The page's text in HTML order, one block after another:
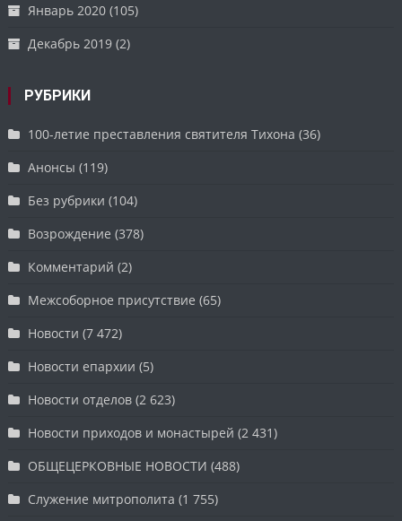
Январь 2020 (105)
Декабрь 2019 (2)
РУБРИКИ
100-летие преставления святителя Тихона (36)
Анонсы (119)
Без рубрики (104)
Возрождение (378)
Комментарий (2)
Межсоборное присутствие (65)
Новости (7 472)
Новости епархии (5)
Новости отделов (2 623)
Новости приходов и монастырей (2 431)
ОБЩЕЦЕРКОВНЫЕ НОВОСТИ (488)
Служение митрополита (1 755)